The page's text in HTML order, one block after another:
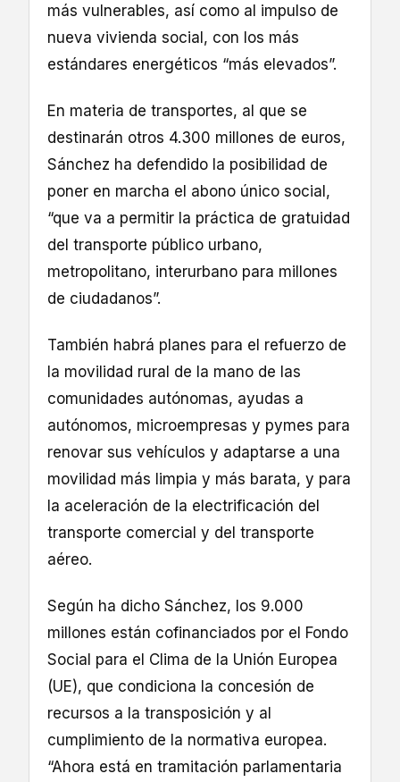
más vulnerables, así como al impulso de
nueva vivienda social, con los más
estándares energéticos “más elevados”.
En materia de transportes, al que se
destinarán otros 4.300 millones de euros,
Sánchez ha defendido la posibilidad de
poner en marcha el abono único social,
“que va a permitir la práctica de gratuidad
del transporte público urbano,
metropolitano, interurbano para millones
de ciudadanos”.
También habrá planes para el refuerzo de
la movilidad rural de la mano de las
comunidades autónomas, ayudas a
autónomos, microempresas y pymes para
renovar sus vehículos y adaptarse a una
movilidad más limpia y más barata, y para
la aceleración de la electrificación del
transporte comercial y del transporte
aéreo.
Según ha dicho Sánchez, los 9.000
millones están cofinanciados por el Fondo
Social para el Clima de la Unión Europea
(UE), que condiciona la concesión de
recursos a la transposición y al
cumplimiento de la normativa europea.
“Ahora está en tramitación parlamentaria